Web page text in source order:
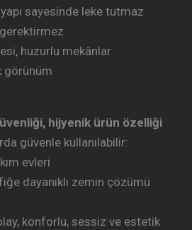
sayesinde leke tutmaz
huzurlu mekânlar
görünüm
hijyenik ürün özelliği
güvenle kullanılabilir:
evleri
dayanıklı zemin çözümü
konforlu, sessiz ve estetik